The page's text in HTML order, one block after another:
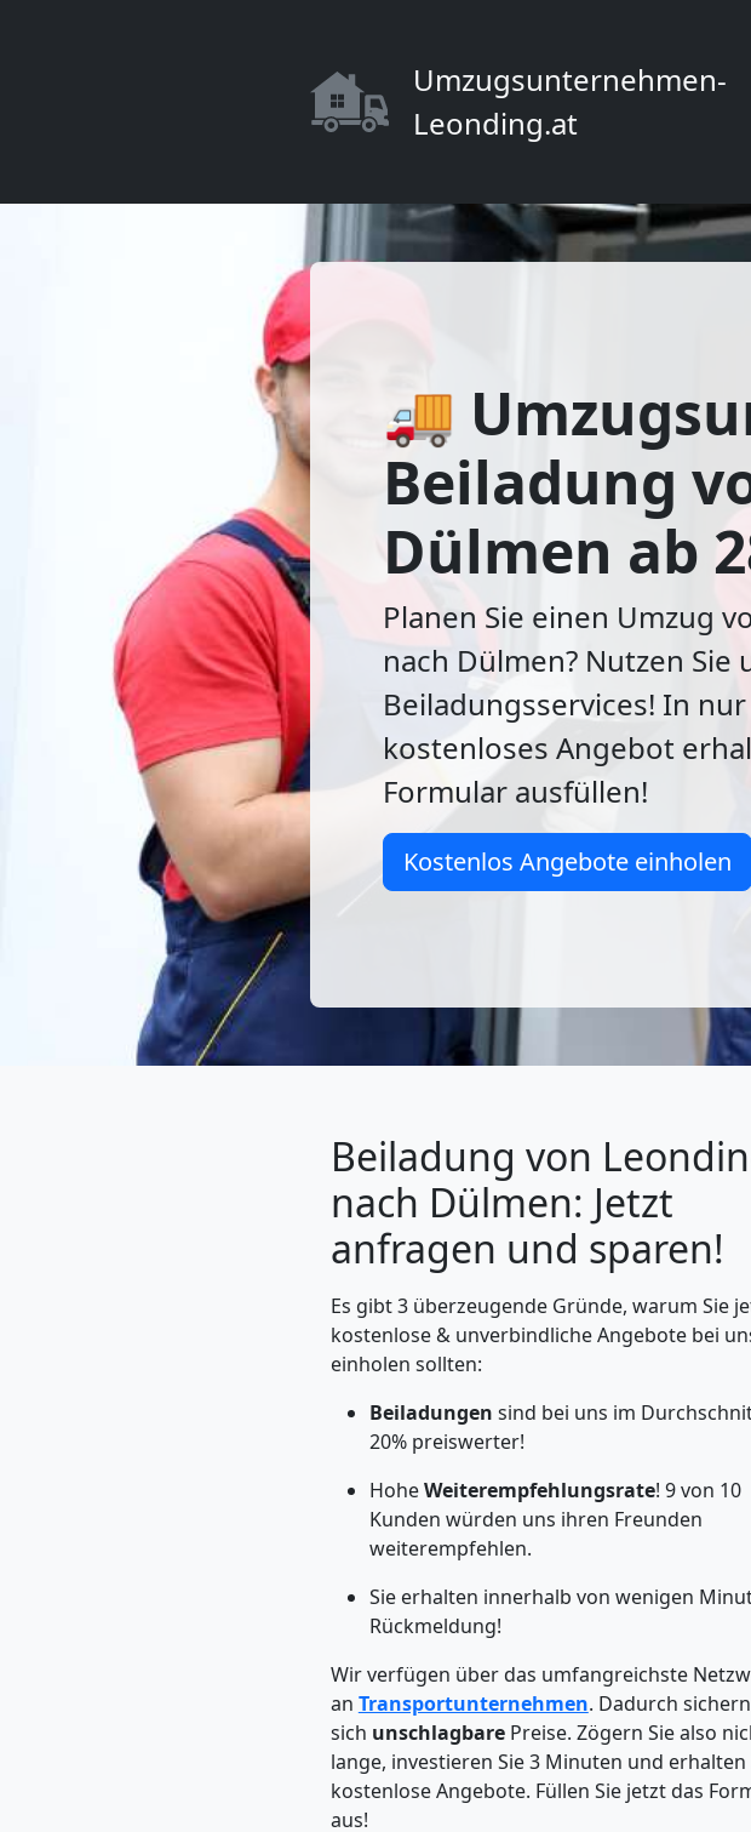
Umzugsunternehmen-
Leonding.at
🚚
Beiladung
Dülmen ab
Planen Sie einen Umzug
nach Dülmen? Nutzen Sie
Beiladungsservices! In
kostenloses Angebot
Formular ausfüllen!
Kostenlos Angebote einholen
Beiladung von
nach Dülmen: Jetzt
anfragen und sparen!
Es gibt 3 überzeugende Gründe, warum Sie
kostenlose & unverbindliche Angebote bei
einholen sollten:
Beiladungen sind bei uns im
20% preiswerter!
HoheWeiterempfehlungsrate! 9 von 10
Kunden würden uns ihren Freunden
weiterempfehlen.
Sie erhalten innerhalb von wenigen
Rückmeldung!
Wir verfügen über das umfangreichste
an Transportunternehmen. Dadurch
sich unschlagbare Preise. Zögern Sie also
lange, investieren Sie 3 Minuten und erhalten
kostenlose Angebote. Füllen Sie jetzt das
aus!